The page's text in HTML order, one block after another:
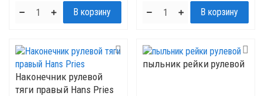
Наконечник рулевой
тяги правый Hans Pries
пыльник рейки рулевой